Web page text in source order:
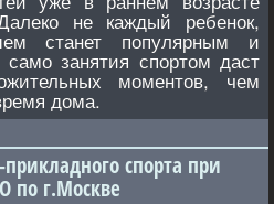
не каждый ребенок,
станет популярным и
занятия спортом даст
моментов, чем
дома.
спорта при
по г.Москве